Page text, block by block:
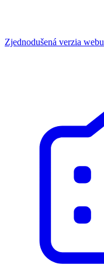
Zjednodušená verzia webu